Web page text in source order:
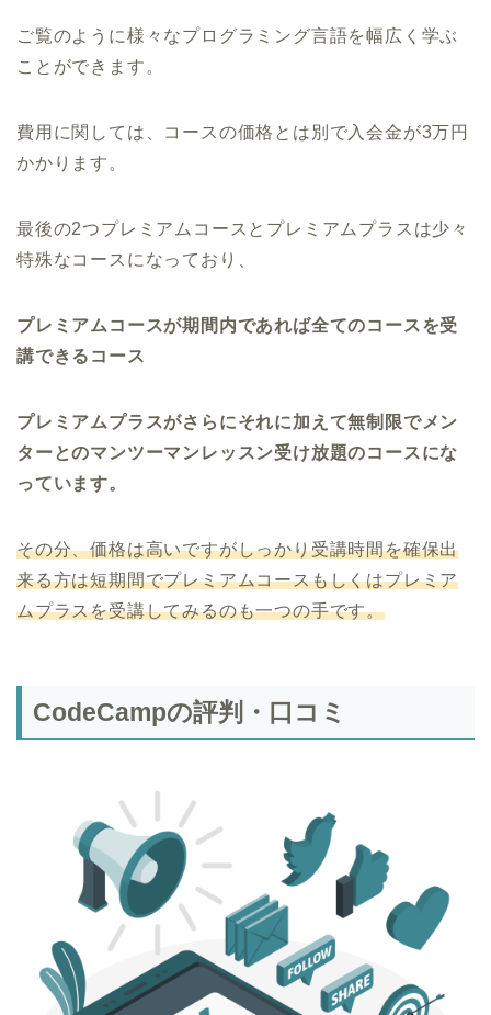
ス
ご覧のように様々なプログラミング言語を幅広く学ぶ
ことができます。
費用に関しては、コースの価格とは別で入会金が3万円
かかります。
最後の2つプレミアムコースとプレミアムプラスは少々
特殊なコースになっており、
プレミアムコースが期間内であれば全てのコースを受
講できるコース
プレミアムプラスがさらにそれに加えて無制限でメン
ターとのマンツーマンレッスン受け放題のコースにな
っています。
その分、価格は高いですがしっかり受講時間を確保出
来る方は短期間でプレミアムコースもしくはプレミア
ムプラスを受講してみるのも一つの手です。
CodeCampの評判・口コミ